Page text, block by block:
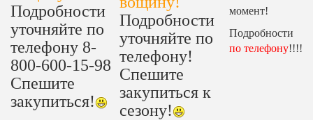
Подробности
уточняйте по
телефону 8-
800-600-15-98
Спешите
закупиться!
Подробности
уточняйте по
телефону!
Спешите
закупиться к
сезону!
момент!
Подробности
по телефону!!!!